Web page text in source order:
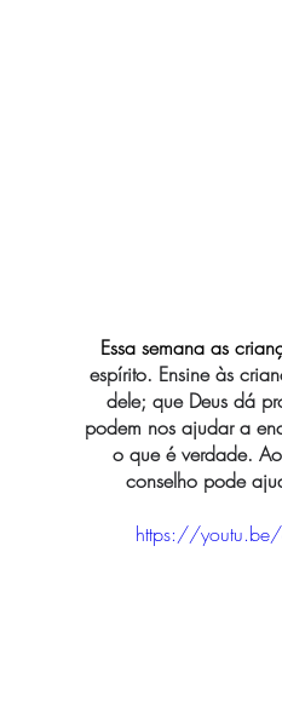
Essa semana as
espírito. Ensine às
dele; que Deus dá
podem nos ajudar a
o que é verdade.
conselho pode
https://youtu.be/